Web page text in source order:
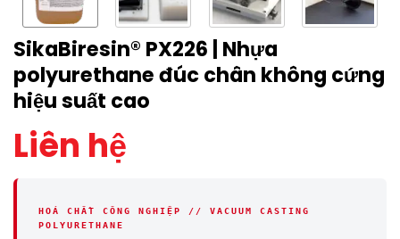
SikaBiresin® PX226 | Nhựa
polyurethane đúc chân không cứng
hiệu suất cao
Liên hệ
HOÁ CHẤT CÔNG NGHIỆP // VACUUM CASTING
POLYURETHANE